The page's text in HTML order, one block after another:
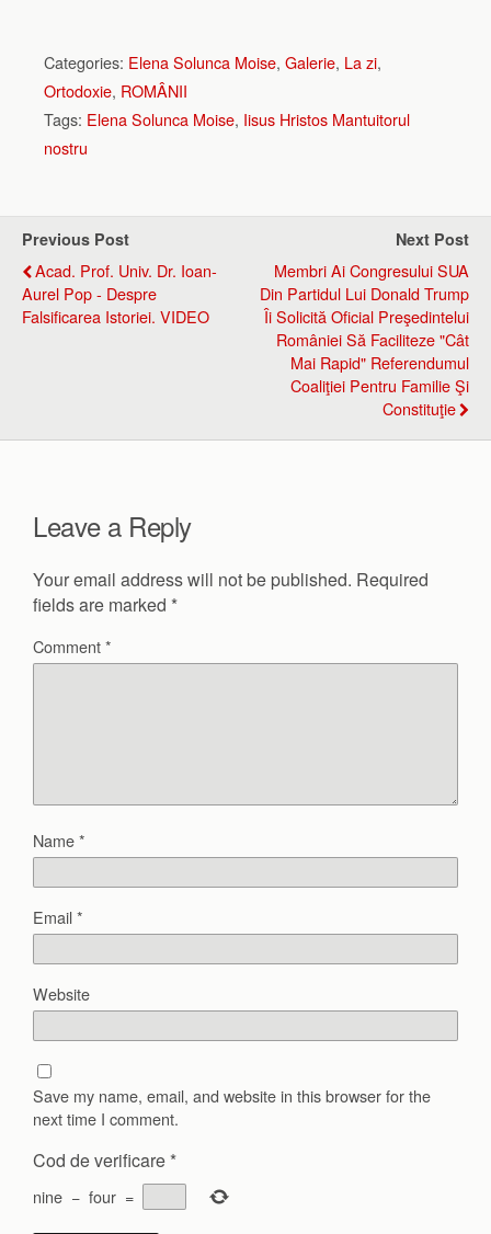
Categories: Elena Solunca Moise, Galerie, La zi,
Ortodoxie, ROMÂNII
Tags: Elena Solunca Moise, Iisus Hristos Mantuitorul
nostru
Previous Post
Acad. Prof. Univ. Dr. Ioan-
Aurel Pop - Despre
Falsificarea Istoriei. VIDEO
Next Post
Membri Ai Congresului SUA
Din Partidul Lui Donald Trump
Îi Solicită Oficial Preşedintelui
României Să Faciliteze "cât
Mai Rapid" Referendumul
Coaliţiei Pentru Familie Şi
Constituţie
Leave a Reply
Your email address will not be published. Required
fields are marked *
Comment*
Name*
Email*
Website
Save my name, email, and website in this browser for the
next time I comment.
Cod de verificare *
nine − four =